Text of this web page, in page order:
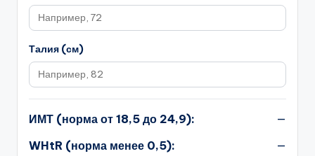
Талия (см)
ИМТ (норма от 18,5 до 24,9):
—
WHtR (норма менее 0,5):
—